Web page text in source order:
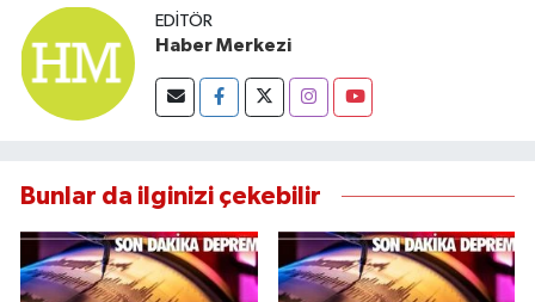
EDITÖR
Haber Merkezi
Bunlar da ilginizi çekebilir